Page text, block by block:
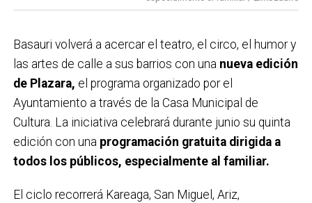
Basauri volverá a acercar el teatro, el circo, el humor y
las artes de calle a sus barrios con una nueva edición
de Plazara, el programa organizado por el
Ayuntamiento a través de la Casa Municipal de
Cultura. La iniciativa celebrará durante junio su quinta
edición con una programación gratuita dirigida a
todos los públicos, especialmente al familiar.
El ciclo recorrerá Kareaga, San Miguel, Ariz,